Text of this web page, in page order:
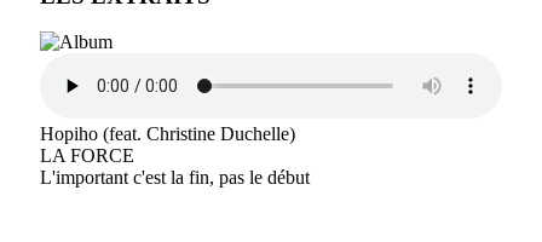
Hopiho (feat. Christine Duchelle)
LA FORCE
L'important c'est la fin, pas le début